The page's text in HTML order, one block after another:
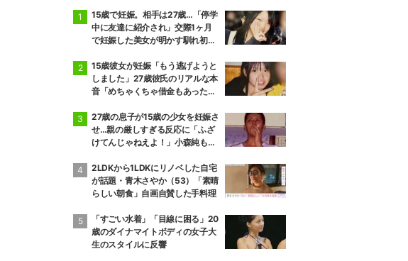
15歳で妊娠。相手は27歳…「停学
中に友達に紹介され」交際1ヶ月
で妊娠した美女が明かす馴れ初め
絶句
15歳彼女が妊娠「もう逃げようと
しました」27歳彼氏のリアルな本
音「めちゃくちゃ借金もあったの
27歳の息子が15歳の少女を妊娠さ
せ…親の厳しすぎる反応に「ふざ
けてんじゃねえよ！」小森純も怒
2LDKから1LDKにリノベした自宅
が話題・青木さやか（53）「素晴
らしい朝食」自画自賛した手料理
「すごい水着」「目線に困る」20
歳のダイナマイトボディの女子大
生のスタイルに反響